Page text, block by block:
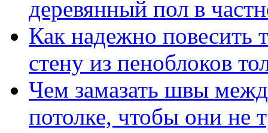
деревянный пол в
Как надежно
стену из пеноблоков
Чем замазать швы
потолке, чтобы они не